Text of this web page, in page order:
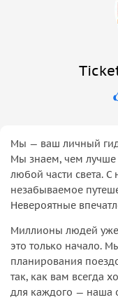
Мы — ваш личный
Мы знаем, чем лучше
любой части света.
незабываемое
Невероятные
Миллионы людей
это только начало.
планирования
так, как вам всегда
для каждого — наша